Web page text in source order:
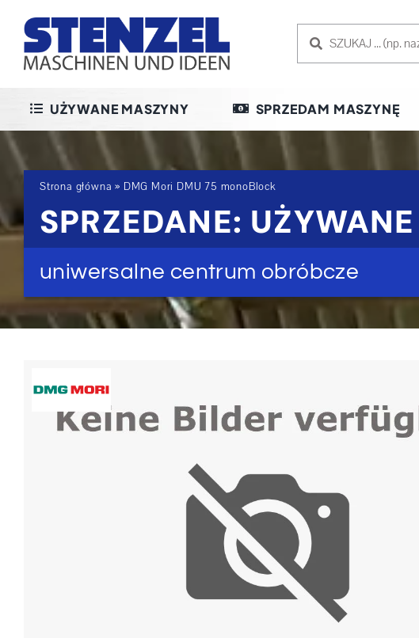
content
UŻYWANE MASZYNY SPRZEDAM MASZYNĘ
Strona główna » DMG Mori DMU 75 monoBlock
SPRZEDANE:
uniwersalne centrum obróbcze